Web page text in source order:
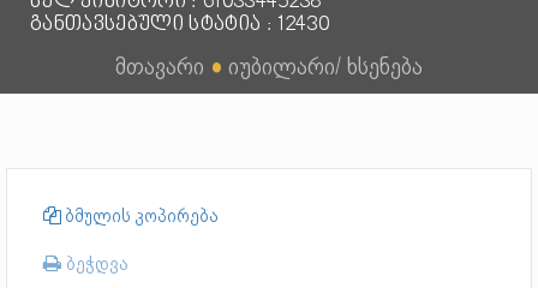
განთავსებული სტატია : 12430
მთავარი ● იუბილარი/ ხსენება
ბმულის კოპირება
ბეჭდვა